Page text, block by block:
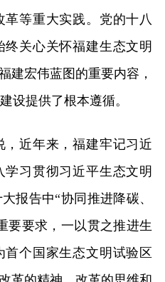
等重大实践。党的十八
关心关怀福建生态文明
建宏伟蓝图的重要内容，
设提供了根本遵循。
近年来，福建牢记习近
习贯彻习近平生态文明
报告中“协同推进降碳、
要要求，一以贯之推进生
个国家生态文明试验区